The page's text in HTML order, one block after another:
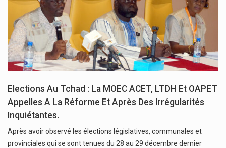
Elections Au Tchad : La MOEC ACET, LTDH Et OAPET
Appelles A La Réforme Et Après Des Irrégularités
Inquiétantes.
Après avoir observé les élections législatives, communales et
provinciales qui se sont tenues du 28 au 29 décembre dernier